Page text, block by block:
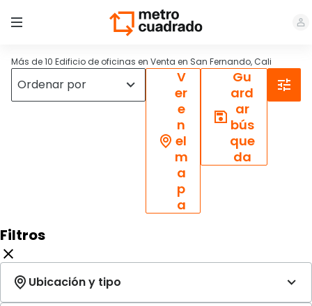
Más de 10 Edificio de oficinas en Venta en San Fernando, Cali
V
er
e
n
el
m
a
p
a
Gu
ard
ar
bús
que
da
Filtros